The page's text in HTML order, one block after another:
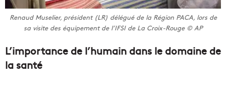
Renaud Muselier, président (LR) délégué de la Région PACA, lors de
sa visite des équipement de l’IFSI de La Croix-Rouge © AP
L’importance de l’humain dans le domaine de
la santé